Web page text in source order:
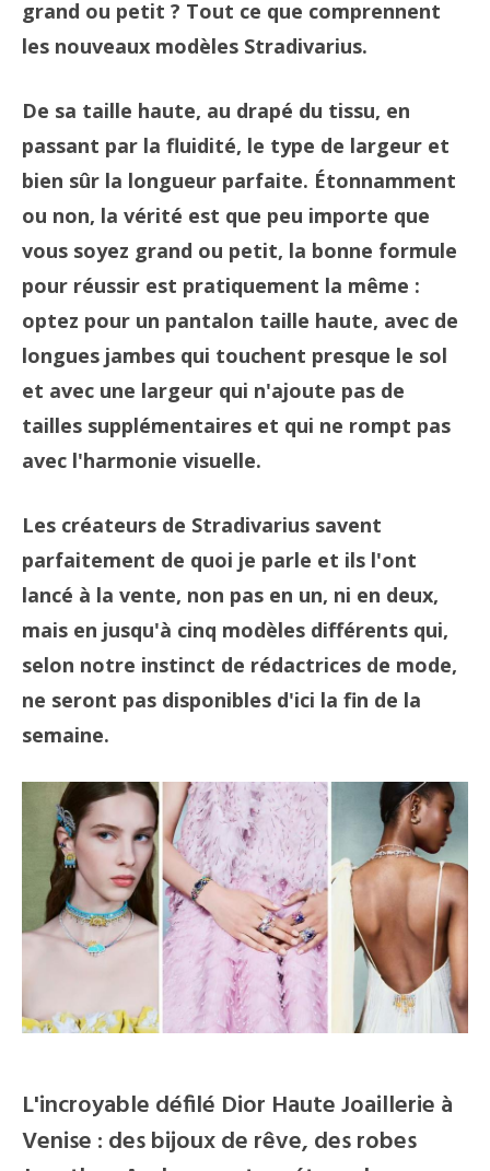
grand ou petit ? Tout ce que comprennent
les nouveaux modèles Stradivarius.
De sa taille haute, au drapé du tissu, en
passant par la fluidité, le type de largeur et
bien sûr la longueur parfaite. Étonnamment
ou non, la vérité est que peu importe que
vous soyez grand ou petit, la bonne formule
pour réussir est pratiquement la même :
optez pour un pantalon taille haute, avec de
longues jambes qui touchent presque le sol
et avec une largeur qui n'ajoute pas de
tailles supplémentaires et qui ne rompt pas
avec l'harmonie visuelle.
Les créateurs de Stradivarius savent
parfaitement de quoi je parle et ils l'ont
lancé à la vente, non pas en un, ni en deux,
mais en jusqu'à cinq modèles différents qui,
selon notre instinct de rédactrices de mode,
ne seront pas disponibles d'ici la fin de la
semaine.
L'incroyable défilé Dior Haute Joaillerie à
Venise : des bijoux de rêve, des robes